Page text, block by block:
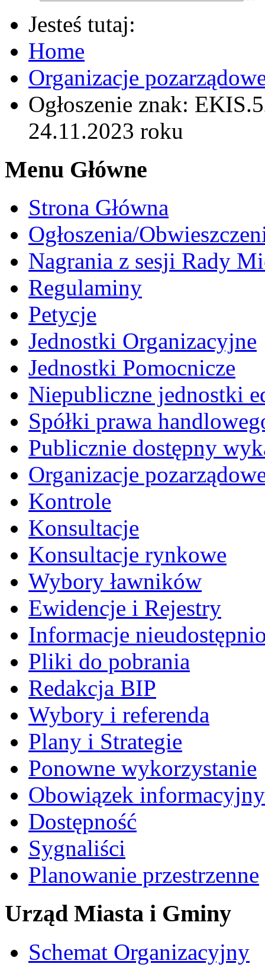
Jesteś tutaj:
Home
Organizacje
Ogłoszenie znak:
24.11.2023 roku
Menu Główne
Strona Główna
Ogłoszenia/
Nagrania z sesji Rady
Regulaminy
Petycje
Jednostki Organizacyjne
Jednostki Pomocnicze
Niepubliczne jednostki
Spółki prawa
Publicznie dostępny
Organizacje
Kontrole
Konsultacje
Konsultacje rynkowe
Wybory ławników
Ewidencje i Rejestry
Informacje
Pliki do pobrania
Redakcja BIP
Wybory i referenda
Plany i Strategie
Ponowne wykorzystanie
Obowiązek informacyjny
Dostępność
Sygnaliści
Planowanie przestrzenne
Urząd Miasta i Gminy
Schemat Organizacyjny